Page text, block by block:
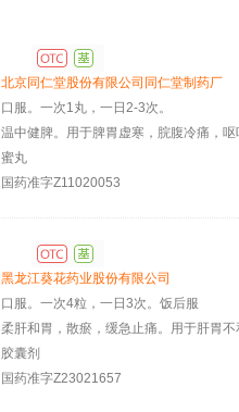
北京同仁堂股份有限公司同仁堂制药厂
口服。一次1丸，一日2-3次。
温中健脾。用于脾胃虚寒，脘腹冷痛，
蜜丸
国药准字Z11020053
黑龙江葵花药业股份有限公司
口服。一次4粒，一日3次。饭后服
柔肝和胃，散瘀，缓急止痛。用于肝胃
胶囊剂
国药准字Z23021657